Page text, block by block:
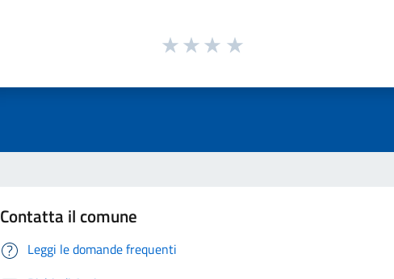
Contatta il comune
Leggi le domande frequenti